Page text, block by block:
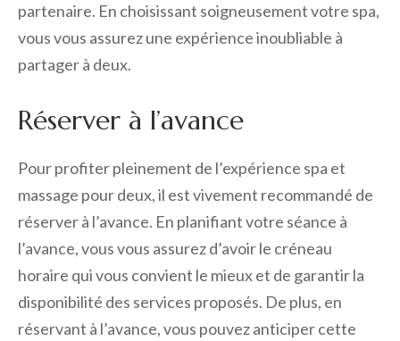
partenaire. En choisissant soigneusement votre spa,
vous vous assurez une expérience inoubliable à
partager à deux.
Réserver à l’avance
Pour profiter pleinement de l’expérience spa et
massage pour deux, il est vivement recommandé de
réserver à l’avance. En planifiant votre séance à
l’avance, vous vous assurez d’avoir le créneau
horaire qui vous convient le mieux et de garantir la
disponibilité des services proposés. De plus, en
réservant à l’avance, vous pouvez anticiper cette